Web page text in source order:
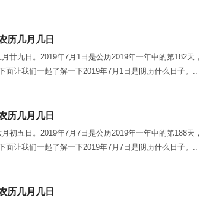
历几月几日
廿九日。2019年7月1日是公历2019年一年中的第182天，
面让我们一起了解一下2019年7月1日是阴历什么日子。..
历几月几日
初五日。2019年7月7日是公历2019年一年中的第188天，
面让我们一起了解一下2019年7月7日是阴历什么日子。..
历几月几日